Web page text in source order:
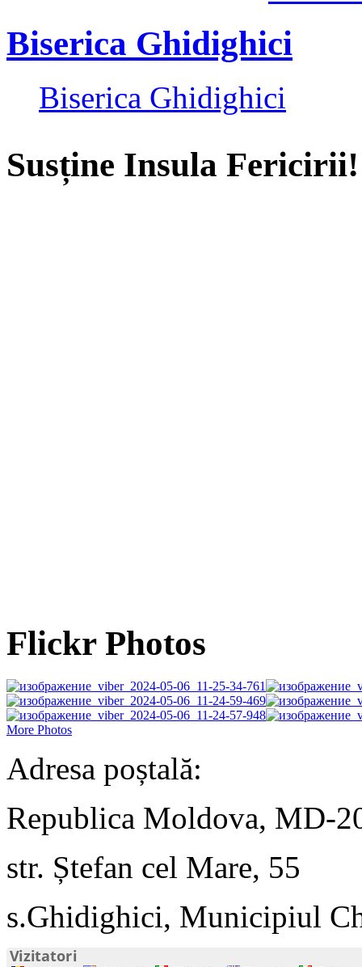
Biserica Ghidighici
Biserica Ghidighici
Susține Insula Fericirii!
Flickr Photos
More Photos
Adresa poștală:
Republica Moldova, MD-
str. Ștefan cel Mare, 55
s.Ghidighici, Municipiul